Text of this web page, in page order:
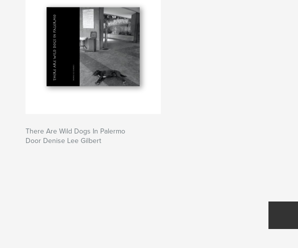
There Are Wild Dogs In Palermo
Door Denise Lee Gilbert